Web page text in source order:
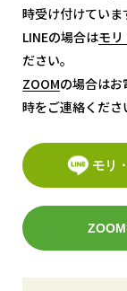
時受け付けていま
LINEの場合はモ
モ
ださい。
ZOOM
ZOOMの場合は
時をご連絡くださ
モリ